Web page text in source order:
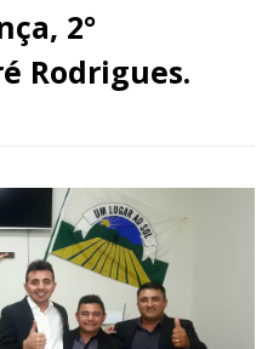
2°
Rodrigues.